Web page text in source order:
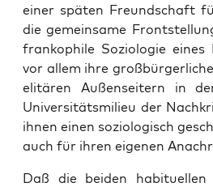
einer spä­ten Freund­schaft
die gemein­sa­me
fran­ko­phi­le Sozio­lo­gie eines
vor allem ihre
eli­tä­ren Außen­sei­tern in
Uni­ver­si­täts­mi­lieu der
ihnen einen sozio­lo­gisch
auch für ihren eige­nen
Daß die bei­den habi­tu­el­len